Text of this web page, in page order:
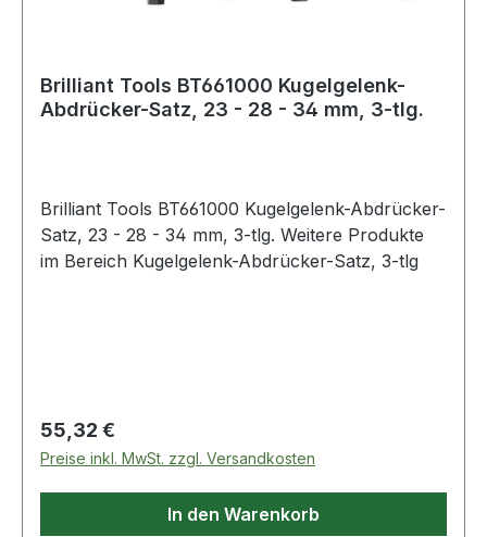
Brilliant Tools BT661000 Kugelgelenk-
Abdrücker-Satz, 23 - 28 - 34 mm, 3-tlg.
Brilliant Tools BT661000 Kugelgelenk-Abdrücker-
Satz, 23 - 28 - 34 mm, 3-tlg. Weitere Produkte
im Bereich Kugelgelenk-Abdrücker-Satz, 3-tlg
Regulärer Preis:
55,32 €
Preise inkl. MwSt. zzgl. Versandkosten
In den Warenkorb